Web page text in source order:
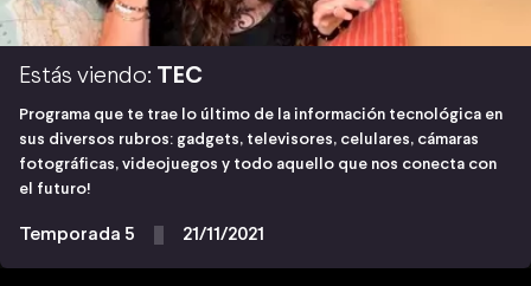
Estás viendo: TEC
Programa que te trae lo último de la información tecnológica en
sus diversos rubros: gadgets, televisores, celulares, cámaras
fotográficas, videojuegos y todo aquello que nos conecta con
el futuro!
Temporada 5 21/11/2021